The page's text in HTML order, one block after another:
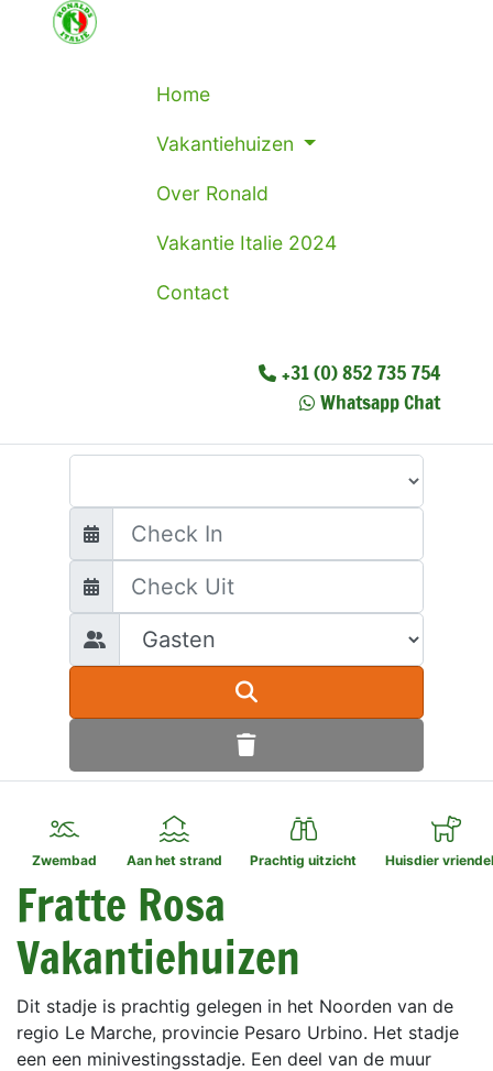
Home
Vakantiehuizen
Over Ronald
Vakantie Italie 2024
Contact
+31 (0) 852 735 754
Whatsapp Chat
Zwembad Aan het strand Prachtig uitzicht Huisdier
Fratte Rosa
Vakantiehuizen
Dit stadje is prachtig gelegen in het Noorden van de
regio Le Marche, provincie Pesaro Urbino. Het stadje
een een minivestingsstadje. Een deel van de muur